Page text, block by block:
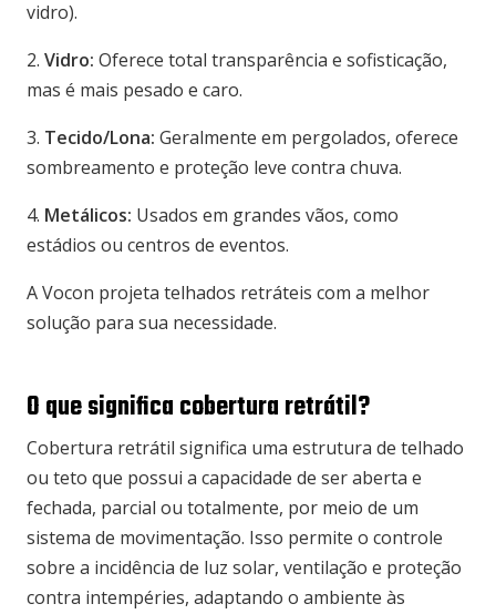
vidro).
2. Vidro: Oferece total transparência e sofisticação,
mas é mais pesado e caro.
3. Tecido/Lona: Geralmente em pergolados, oferece
sombreamento e proteção leve contra chuva.
4. Metálicos: Usados em grandes vãos, como
estádios ou centros de eventos.
A Vocon projeta telhados retráteis com a melhor
solução para sua necessidade.
O que significa cobertura retrátil?
Cobertura retrátil significa uma estrutura de telhado
ou teto que possui a capacidade de ser aberta e
fechada, parcial ou totalmente, por meio de um
sistema de movimentação. Isso permite o controle
sobre a incidência de luz solar, ventilação e proteção
contra intempéries, adaptando o ambiente às